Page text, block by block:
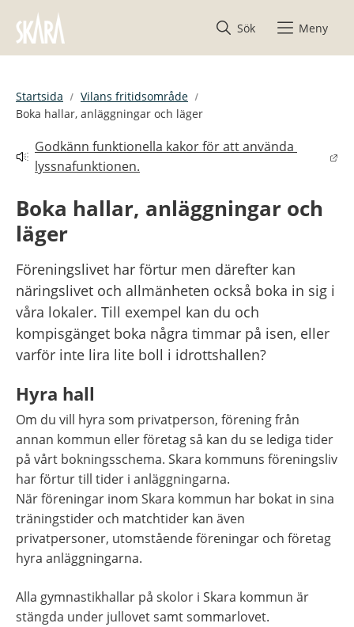
Sök
Meny
Startsida
Vilans fritidsområde
Boka hallar, anläggningar och läger
Godkänn funktionella kakor för att använda
lyssnafunktionen.
Länk till annan webbplats.
Boka hallar, anläggningar och
läger
Föreningslivet har förtur men därefter kan
näringslivet och allmänheten också boka in sig i
våra lokaler. Till exempel kan du och
kompisgänget boka några timmar på isen, eller
varför inte lira lite boll i idrottshallen?
Hyra hall
Om du vill hyra som privatperson, förening från
annan kommun eller företag så kan du se lediga tider
på vårt bokningsschema. Skara kommuns föreningsliv
har förtur till tider i anläggningarna.
När föreningar inom Skara kommun har bokat in sina
träningstider och matchtider kan även
privatpersoner, utomstående föreningar och företag
hyra anläggningarna.
Alla gymnastikhallar på skolor i Skara kommun är
stängda under jullovet samt sommarlovet.